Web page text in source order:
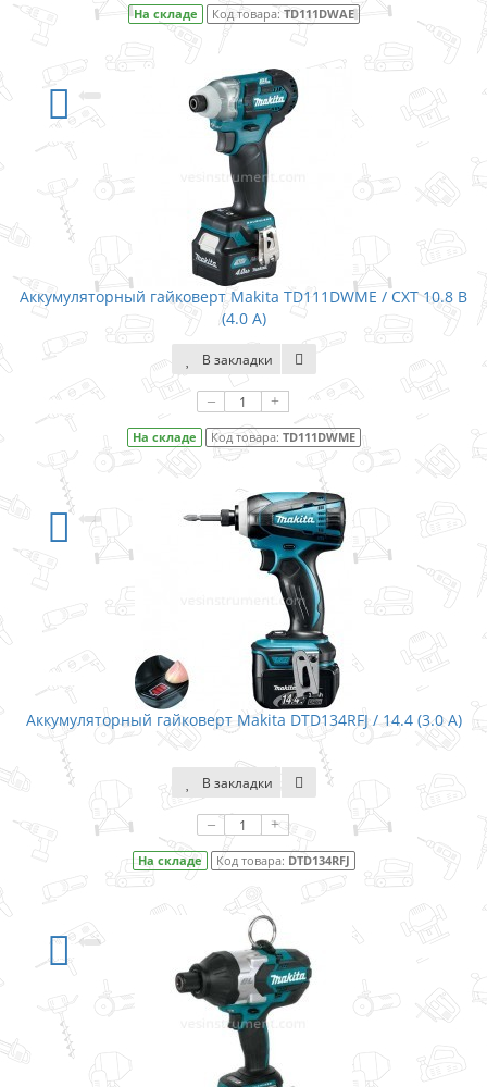
На складе Код товара:TD111DWAE
Аккумуляторный гайковерт Makita TD111DWME / CXT 10.8 В
(4.0 А)
В закладки
– +
На складе Код товара: TD111DWME
Аккумуляторный гайковерт Makita DTD134RFJ / 14.4 (3.0 A)
В закладки
– +
На складе Код товара: DTD134RFJ